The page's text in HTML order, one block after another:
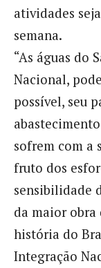
atividades
semana.
“As águas do
Nacional,
possível, seu
sofrem com a
fruto dos
sensibilidade
da maior
história do
Integração